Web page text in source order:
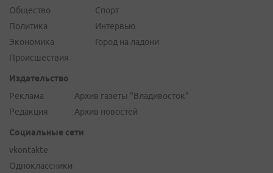
Общество
Политика
Экономика
Происшествия
Спорт
Интервью
Город на ладони
Издательство
Реклама
Редакция
Архив газеты "Владивосток"
Архив новостей
Социальные сети
vkontakte
Одноклассники